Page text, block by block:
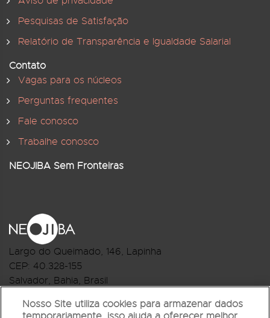
Pesquisas de Satisfação
Relatório de Transparência e Igualdade Salarial
Contato
Vagas para os núcleos
Perguntas frequentes
Fale conosco
Trabalhe conosco
NEOJIBA Sem Fronteiras
Largo do Queimado, 146, Lapinha
CEP: 40.328-155
Salvador, Bahia, Brasil
Nosso Site utiliza cookies para armazenar dados